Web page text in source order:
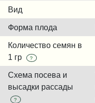
Вид
Форма плода
Количество семян в
1 гр
?
Схема посева и
высадки рассады
?